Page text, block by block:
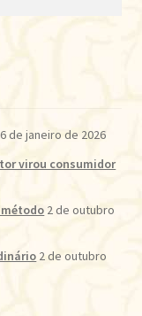
de janeiro de 2026
virou consumidor
método 2 de outubro
2 de outubro